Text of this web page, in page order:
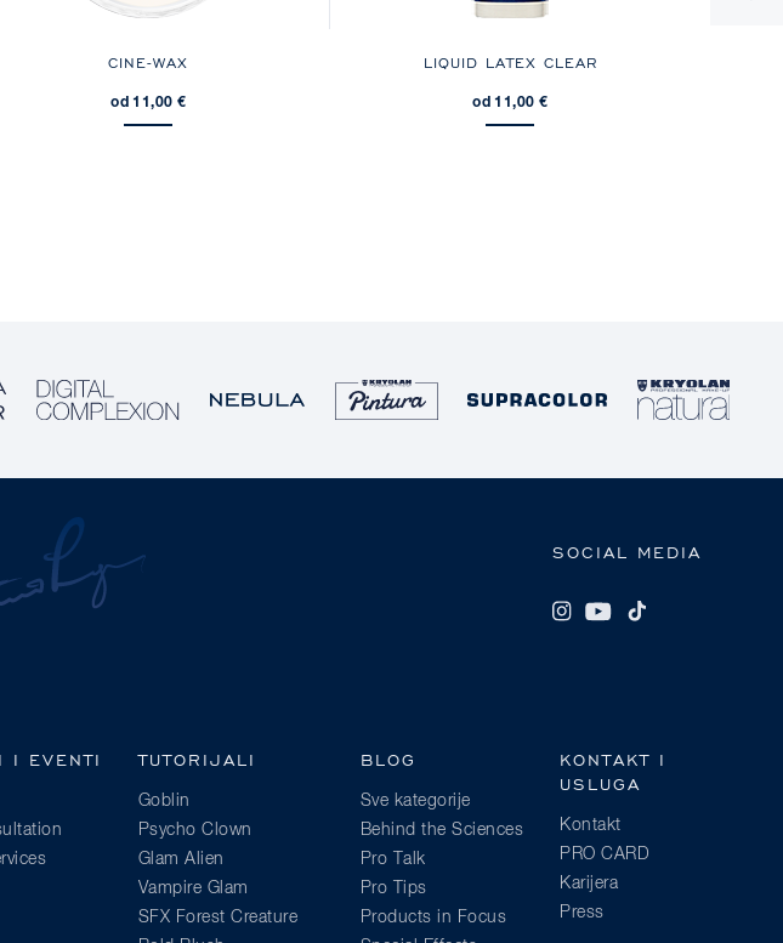
CINE-WAX
od 11,00 €
LIQUID LATEX CLEAR
od 11,00 €
SOCIAL MEDIA
I EVENTI TUTORIJALI
Goblin
Psycho Clown
Glam Alien
Vampire Glam
SFX Forest Creature
BLOG
Sve kategorije
Behind the Sciences
Pro Talk
Pro Tips
Products in Focus
KONTAKT I
USLUGA
Kontakt
PRO CARD
Karijera
Press